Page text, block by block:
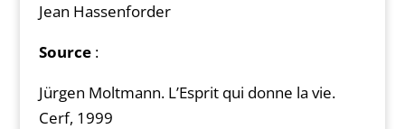
Jean Hassenforder
Source:
Jürgen Moltmann. L’Esprit qui donne la vie.
Cerf, 1999